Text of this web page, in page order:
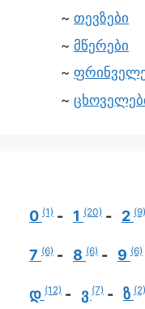
თევზები
მწერები
0 (1) 1 (20) 2 (9)
7 (6) 8 (6) 9 (6)
დ (12) ვ (7) ზ (2)